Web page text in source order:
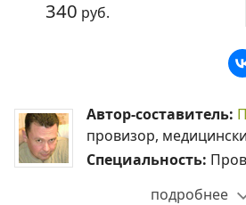
340 руб.
Автор-составитель:
провизор,
Специальность:
подробнее